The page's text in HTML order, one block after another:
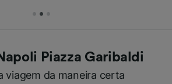
Piazza Garibaldi
viagem da maneira certa